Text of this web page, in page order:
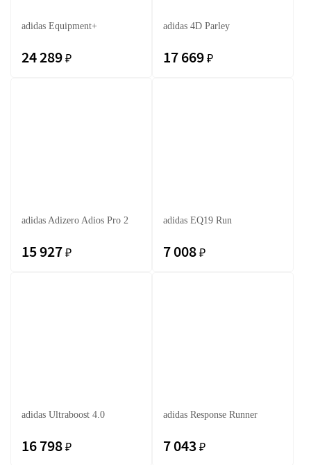
adidas Equipment+
24 289 ₽
adidas 4D Parley
17 669 ₽
adidas Adizero Adios Pro 2
15 927 ₽
adidas EQ19 Run
7 008 ₽
adidas Ultraboost 4.0
16 798 ₽
adidas Response Runner
7 043 ₽